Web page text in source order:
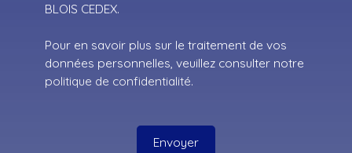
BLOIS CEDEX.
Pour en savoir plus sur le traitement de vos
données personnelles, veuillez consulter notre
politique de confidentialité.
Envoyer